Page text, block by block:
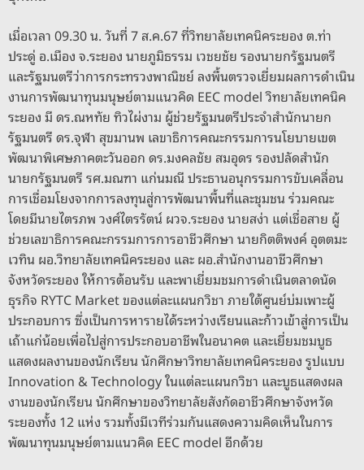
k
er
เมื่อเวลา 09.30 น. วันที่ 7 ส.ค.67 ที่วิทยาลัยเทคนิคระยอง ต.ท่า
ประดู่ อ.เมือง จ.ระยอง นายภูมิธรรม เวชยชัย รองนายกรัฐมนตรี
และรัฐมนตรีว่าการกระทรวงพาณิชย์ ลงพื้นตรวจเยี่ยมผลการดำเนิน
งานการพัฒนาทุนมนุษย์ตามแนวคิด EEC model วิทยาลัยเทคนิค
ระยอง มี ดร.ณหทัย ทิวไผ่งาม ผู้ช่วยรัฐมนตรีประจำสำนักนายก
รัฐมนตรี ดร.จุฬา สุขมานพ เลขาธิการคณะกรรมการนโยบายเขต
พัฒนาพิเศษภาคตะวันออก ดร.มงคลชัย สมอุดร รองปลัดสำนัก
นายกรัฐมนตรี รศ.มณฑา แก่นมณี ประธานอนุกรรมการขับเคลื่อน
การเชื่อมโยงจากการลงทุนสู่การพัฒนาพื้นที่และชุมชน ร่วมคณะ
โดยมีนายไตรภพ วงศ์ไตรรัตน์ ผวจ.ระยอง นายสง่า แต่เชื่อสาย ผู้
ช่วยเลขาธิการคณะกรรมการการอาชีวศึกษา นายกิตติพงค์ อุตตมะ
เวทิน ผอ.วิทยาลัยเทคนิคระยอง และ ผอ.สำนักงานอาชีวศึกษา
จังหวัดระยอง ให้การต้อนรับ และพาเยี่ยมชมการดำเนินตลาดนัด
ธุรกิจ RYTC Market ของแต่ละแผนกวิชา ภายใต้ศูนย์บ่มเพาะผู้
ประกอบการ ซึ่งเป็นการหารายได้ระหว่างเรียนและก้าวเข้าสู่การเป็น
เถ้าแก่น้อยเพื่อไปสู่การประกอบอาชีพในอนาคต และเยี่ยมชมบูธ
แสดงผลงานของนักเรียน นักศึกษาวิทยาลัยเทคนิคระยอง รูปแบบ
Innovation & Technology ในแต่ละแผนกวิชา และบูธแสดงผล
งานของนักเรียน นักศึกษาของวิทยาลัยสังกัดอาชีวศึกษาจังหวัด
ระยองทั้ง 12 แห่ง รวมทั้งมีเวทีร่วมกันแสดงความคิดเห็นในการ
พัฒนาทุนมนุษย์ตามแนวคิด EEC model อีกด้วย